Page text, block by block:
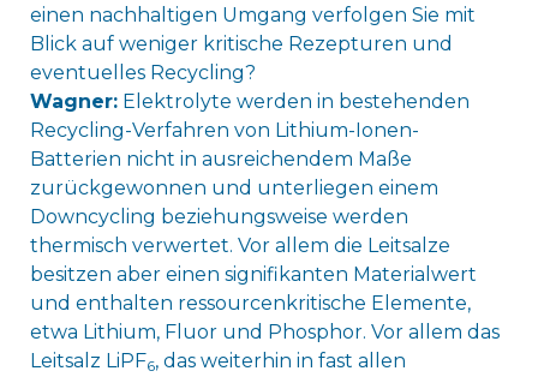
einen nachhaltigen Umgang verfolgen Sie mit
Blick auf weniger kritische Rezepturen und
eventuelles Recycling?
Wagner:Elektrolyte werden in bestehenden
Recycling-Verfahren von Lithium-Ionen-
Batterien nicht in ausreichendem Maße
zurückgewonnen und unterliegen einem
Downcycling beziehungsweise werden
thermisch verwertet. Vor allem die Leitsalze
besitzen aber einen signifikanten Materialwert
und enthalten ressourcenkritische Elemente,
etwa Lithium, Fluor und Phosphor. Vor allem das
Leitsalz LiPF6, das weiterhin in fast allen